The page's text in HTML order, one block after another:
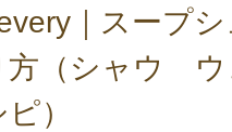
｜スープシ
方（シャウ ウ
）